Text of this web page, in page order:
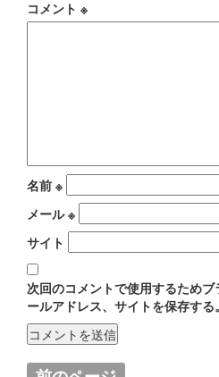
コメント ※
名前 ※
メール※
サイト
次回のコメントで使用するため
ールアドレス、サイトを保存する。